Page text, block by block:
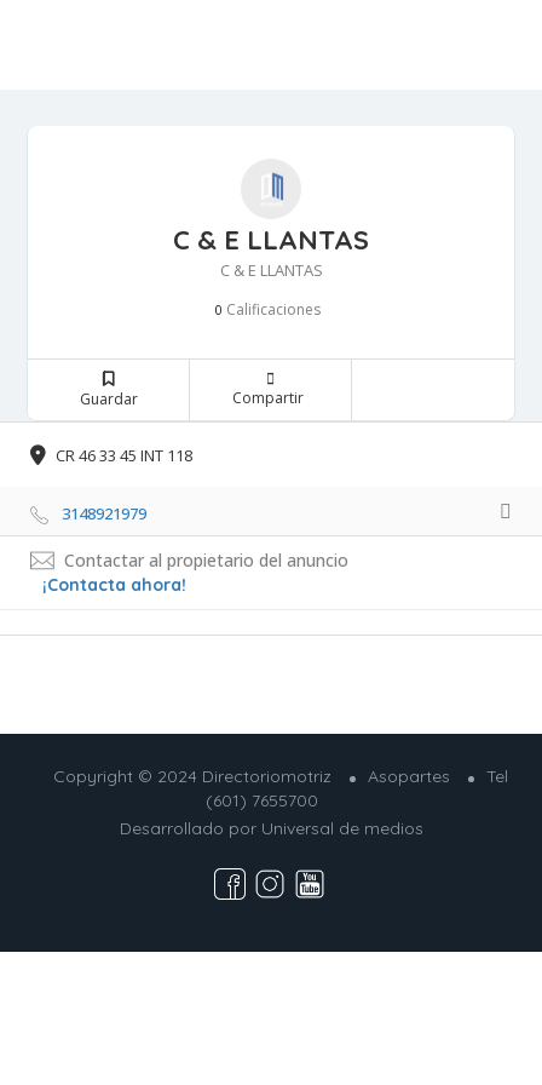
C & E LLANTAS
C & E LLANTAS
0 Calificaciones
Guardar Compartir
CR 46 33 45 INT 118
3148921979
Contactar al propietario del anuncio
¡Contacta ahora!
Copyright © 2024 Directoriomotriz Asopartes
Tel
(601) 7655700
Desarrollado por Universal de medios